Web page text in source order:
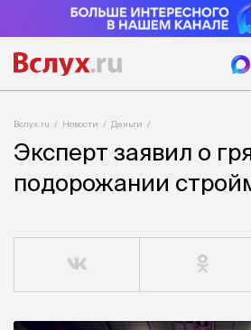
Вслух.ru Новости Деньги
Эксперт заявил о
подорожании